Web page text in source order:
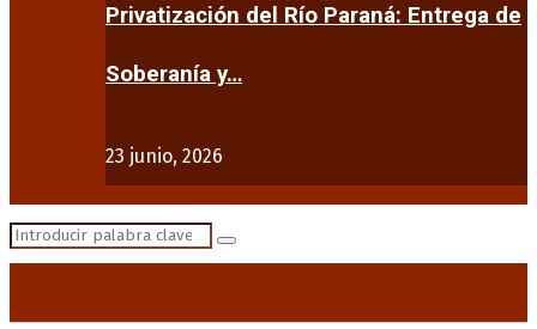
Privatización del Río Paraná: Entrega de
Soberanía y…
23 junio, 2026
Search
Search